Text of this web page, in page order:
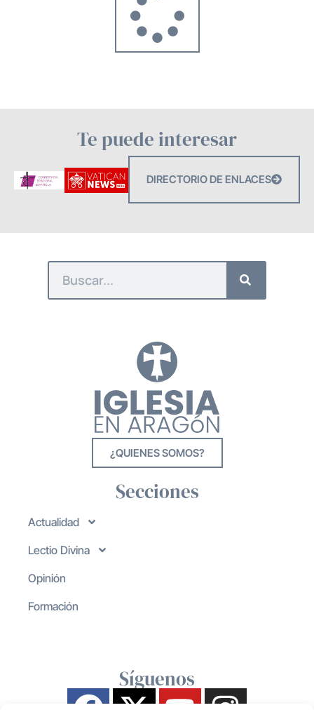
Te puede interesar
DIRECTORIO DE ENLACES
¿QUIENES SOMOS?
Secciones
Actualidad
Lectio Divina
Opinión
Formación
Síguenos